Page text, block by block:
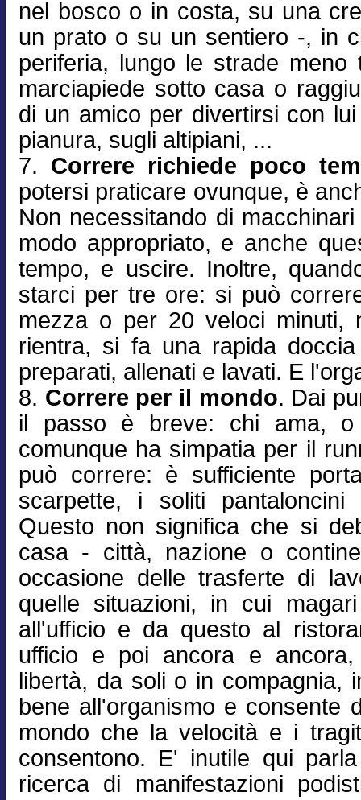
nel bosco o in costa, su una
un prato o su un sentiero -, in
periferia, lungo le strade meno
marciapiede sotto casa o
di un amico per divertirsi con
pianura, sugli altipiani, ...
7. Correre richiede poco
potersi praticare ovunque, è
Non necessitando di
modo appropriato, e anche
tempo, e uscire. Inoltre,
starci per tre ore: si può
mezza o per 20 veloci minuti,
rientra, si fa una rapida
preparati, allenati e lavati. E
8. Correre per il mondo. Dai
il passo è breve: chi ama,
comunque ha simpatia per il
può correre: è sufficiente
scarpette, i soliti
Questo non significa che si
casa - città, nazione o
occasione delle trasferte di
quelle situazioni, in cui
all'ufficio e da questo al
ufficio e poi ancora e
libertà, da soli o in compagnia,
bene all'organismo e consente
mondo che la velocità e i
consentono. E' inutile qui
ricerca di manifestazioni